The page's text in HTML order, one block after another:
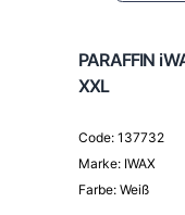
PARAFFIN
XXL
Code: 137732
Marke: IWAX
Farbe: Weiß